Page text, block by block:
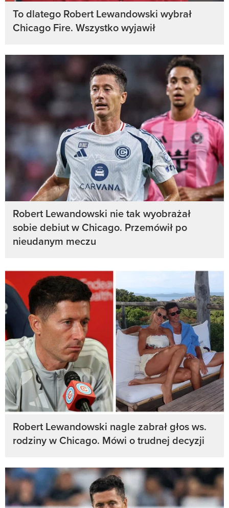
To dlatego Robert Lewandowski wybrał
Chicago Fire. Wszystko wyjawił
Robert Lewandowski nie tak wyobrażał
sobie debiut w Chicago. Przemówił po
nieudanym meczu
Robert Lewandowski nagle zabrał głos ws.
rodziny w Chicago. Mówi o trudnej decyzji